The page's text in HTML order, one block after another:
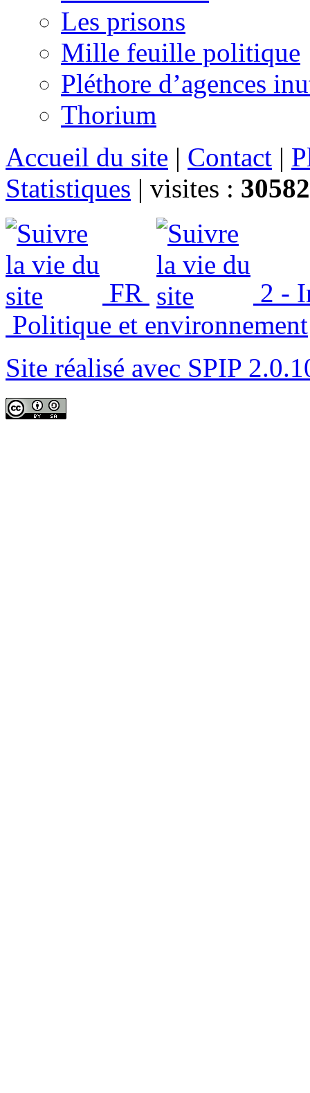
Les prisons
Mille feuille politique
Pléthore d’agences
Thorium
Accueil du site | Contact |
Statistiques | visites :
FR
2 -
Politique et environnement
Site réalisé avec SPIP